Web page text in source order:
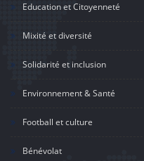
Education et Citoyenneté
Mixité et diversité
Solidarité et inclusion
Environnement & Santé
Football et culture
Bénévolat